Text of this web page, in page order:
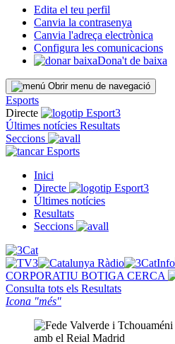
Edita el teu perfil
Canvia la contrasenya
Canvia l'adreça electrònica
Configura les comunicacions
Dona't de baixa
Obrir menu de navegació
Esports
Directe
Últimes notícies Resultats
Seccions
Esports
Inici
Directe
Últimes notícies
Resultats
Seccions
CORPORATIU BOTIGA CERCA
Consulta tots els Resultats
Icona "més"